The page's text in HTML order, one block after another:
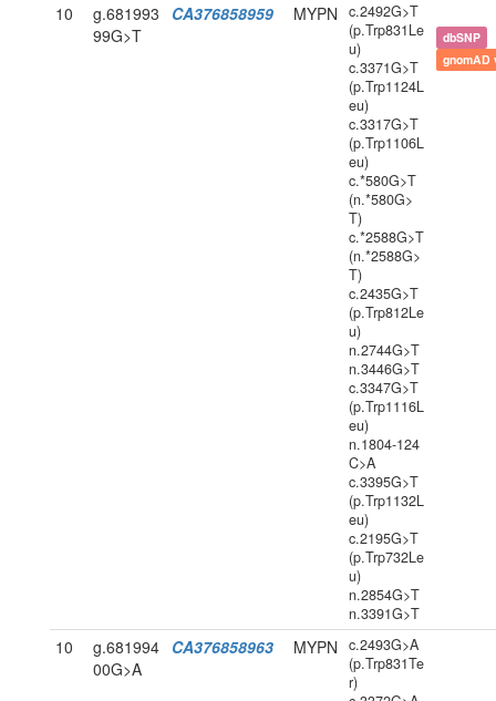
10
g.681993
99G>T
CA376858959 MYPN
c.2492G>T
(p.Trp831Le
u)
c.3371G>T
(p.Trp1124L
eu)
c.3317G>T
(p.Trp1106L
eu)
c.*580G>T
(n.*580G>
T)
c.*2588G>T
(n.*2588G>
T)
c.2435G>T
(p.Trp812Le
u)
n.2744G>T
n.3446G>T
c.3347G>T
(p.Trp1116L
eu)
n.1804-124
C>A
c.3395G>T
(p.Trp1132L
eu)
c.2195G>T
(p.Trp732Le
u)
n.2854G>T
n.3391G>T
dbSNP
gnomAD
10
g.681994
00G>A
CA376858963 MYPN
c.2493G>A
(p.Trp831Te
r)